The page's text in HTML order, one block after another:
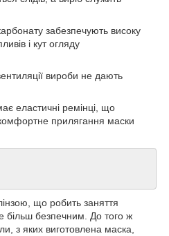
забезпечують високу
і кут огляду
вироби не дають
еластичні ремінці, що
прилягання маски
що робить заняття
безпечним. До того ж
з яких виготовлена маска,